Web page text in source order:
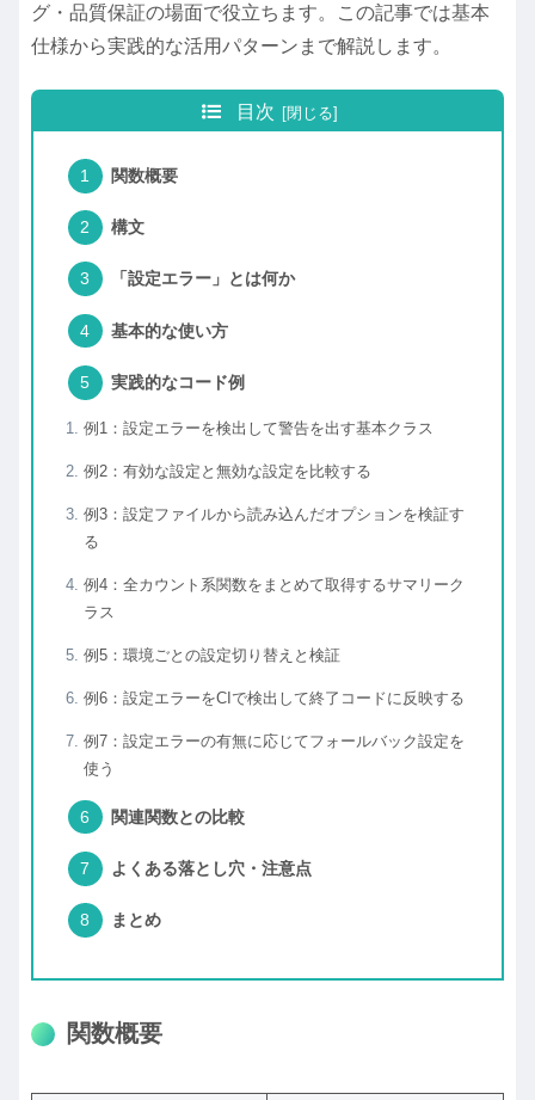
グ・品質保証の場面で役立ちます。この記事では基本
仕様から実践的な活用パターンまで解説します。
目次
関数概要
構文
「設定エラー」とは何か
基本的な使い方
実践的なコード例
例1：設定エラーを検出して警告を出す基本クラス
例2：有効な設定と無効な設定を比較する
例3：設定ファイルから読み込んだオプションを検証す
る
例4：全カウント系関数をまとめて取得するサマリーク
ラス
例5：環境ごとの設定切り替えと検証
例6：設定エラーをCIで検出して終了コードに反映する
例7：設定エラーの有無に応じてフォールバック設定を
使う
関連関数との比較
よくある落とし穴・注意点
まとめ
関数概要